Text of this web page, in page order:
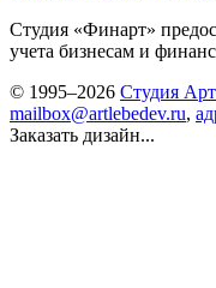
Студия «Финарт»
учета бизнесам и
© 1995–2026 Студия
mailbox@artlebedev.ru,
Заказать дизайн...